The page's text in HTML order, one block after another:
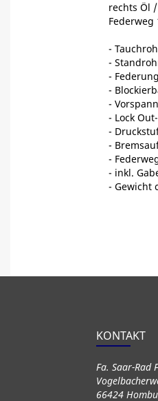
rechts Öl
Federweg
-
-
-
-
-
- Lock
-
-
-
- inkl.
- Gewicht
KONTAKT
Fa. Saar-Rad
66424